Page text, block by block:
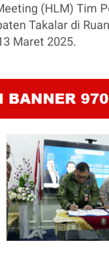
(HLM) Tim
Takalar di
Maret 2025.